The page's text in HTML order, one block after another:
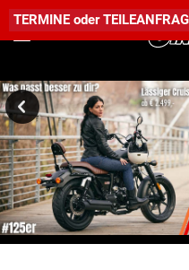
Entdecke die lässigen 125er
Motorcycles -zum
TERMINE oder